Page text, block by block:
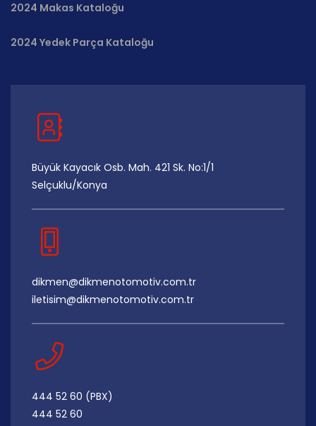
2024 Makas Kataloğu
2024 Yedek Parça Kataloğu
Büyük Kayacık Osb. Mah. 421 Sk. No:1/1
Selçuklu/Konya
dikmen@dikmenotomotiv.com.tr
iletisim@dikmenotomotiv.com.tr
444 52 60 (PBX)
444 52 60